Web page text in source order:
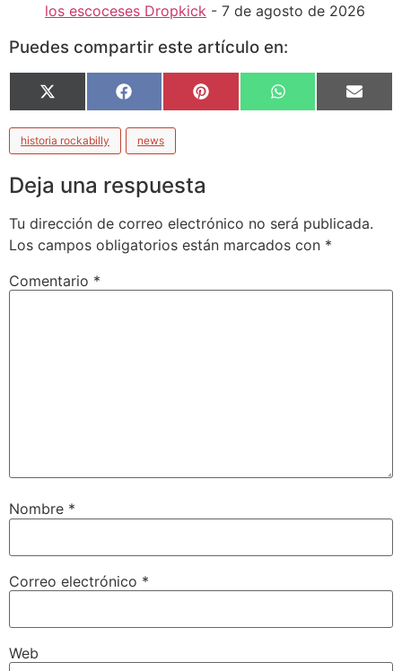
los escoceses Dropkick - 7 de agosto de 2026
Puedes compartir este artículo en:
X
(Twitter)
Facebook Pinterest WhatsApp Email
historia rockabilly news
Deja una respuesta
Tu dirección de correo electrónico no será publicada.
Los campos obligatorios están marcados con *
Comentario *
Nombre *
Correo electrónico *
Web